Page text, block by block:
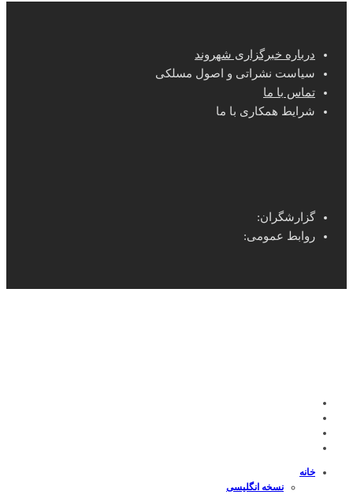
درباره خبرگزاری شهروند
سیاست نشراتی و اصول مسلکی
تماس با ما
شرایط همکاری با ما
گزارشگران:
روابط عمومی:
خانه
نسخه انگلیسی